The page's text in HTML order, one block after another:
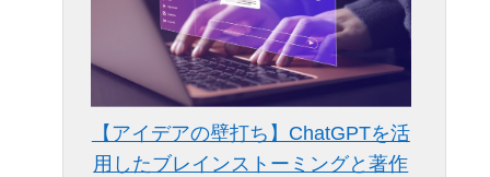
【アイデアの壁打ち】ChatGPTを活
用したブレインストーミングと著作